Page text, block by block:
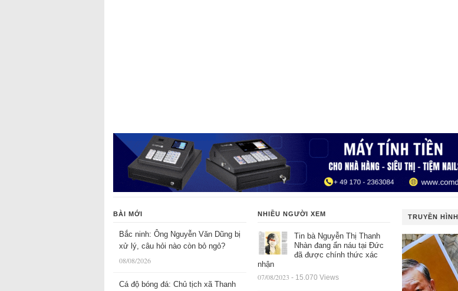
BÀI MỚI
Bắc ninh: Ông Nguyễn Văn Dũng bị
xử lý, câu hỏi nào còn bỏ ngỏ?
08/08/2026
Cá độ bóng đá: Chủ tịch xã Thanh
NHIỀU NGƯỜI XEM
Tin bà Nguyễn Thị Thanh
Nhàn đang ẩn náu tại Đức
đã được chính thức xác
nhận
07/08/2023 - 15.070 Views
TRUYỀN HÌNH